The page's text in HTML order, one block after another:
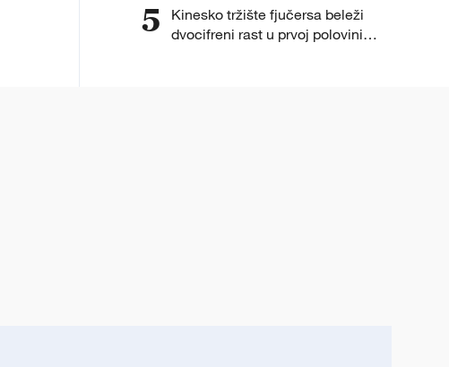
5
Kinesko tržište fjučersa beleži
dvocifreni rast u prvoj polovini